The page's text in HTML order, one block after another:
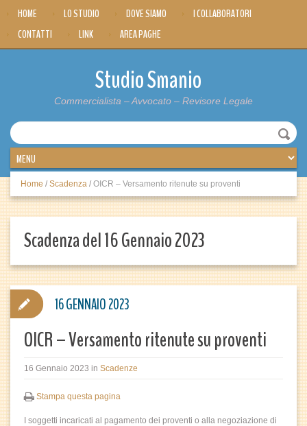
HOME LO STUDIO DOVE SIAMO
I COLLABORATORI
CONTATTI
LINK AREA PAGHE
Studio Smanio
Commercialista – Avvocato – Revisore Legale
Home / Scadenza / OICR – Versamento ritenute su proventi
Scadenza del 16 Gennaio 2023
OICR – Versamento ritenute su proventi
16 Gennaio 2023 in Scadenze
Stampa questa pagina
I soggetti incaricati al pagamento dei proventi o alla negoziazione di
16 GENNAIO 2023